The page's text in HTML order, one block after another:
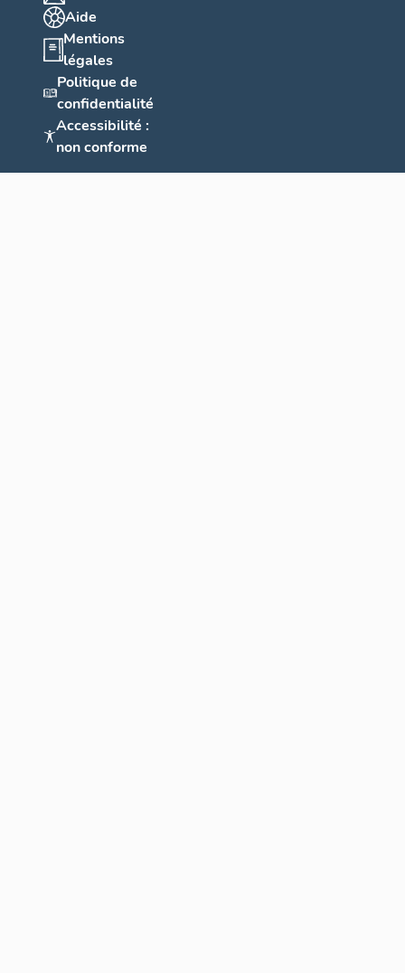
Aide
Mentions
légales
Politique de
confidentialité
Accessibilité :
non conforme